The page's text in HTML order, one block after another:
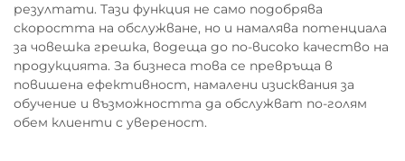
резултати. Тази функция не само подобрява
скоростта на обслужване, но и намалява потенциала
за човешка грешка, водеща до по-високо качество на
продукцията. За бизнеса това се превръща в
повишена ефективност, намалени изисквания за
обучение и възможността да обслужват по-голям
обем клиенти с увереност.